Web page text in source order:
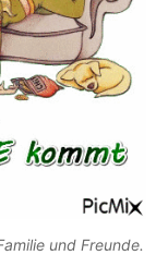
und Freunde.